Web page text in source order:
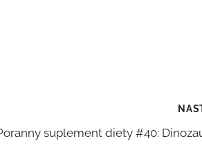
suplement diety #40: